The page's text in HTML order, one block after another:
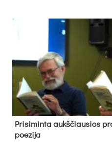
Pri­si­min­ta aukš­čiau­sios
poe­zi­ja